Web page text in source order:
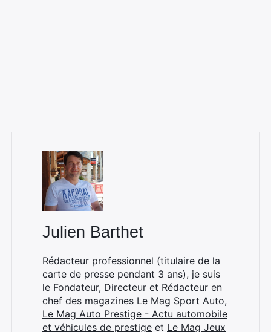
Julien Barthet
Rédacteur professionnel (titulaire de la
carte de presse pendant 3 ans), je suis
le Fondateur, Directeur et Rédacteur en
chef des magazines Le Mag Sport Auto,
Le Mag Auto Prestige - Actu automobile
et véhicules de prestige et Le Mag Jeux